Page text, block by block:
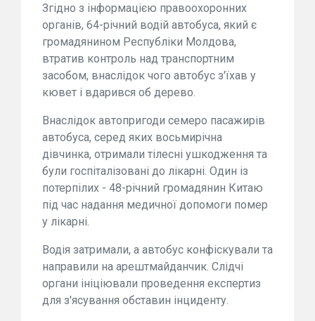
Згідно з інформацією правоохоронних
органів, 64-річний водій автобуса, який є
громадянином Республіки Молдова,
втратив контроль над транспортним
засобом, внаслідок чого автобус з'їхав у
кювет і вдарився об дерево.
Внаслідок автопригоди семеро пасажирів
автобуса, серед яких восьмирічна
дівчинка, отримали тілесні ушкодження та
були госпіталізовані до лікарні. Один із
потерпілих - 48-річний громадянин Китаю
під час надання медичної допомоги помер
у лікарні.
Водія затримали, а автобус конфіскували та
направили на арештмайданчик. Слідчі
органи ініціювали проведення експертиз
для з'ясування обставин інциденту.